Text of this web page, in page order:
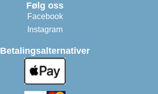
Følg oss
Facebook
Instagram
Betalingsalternativer